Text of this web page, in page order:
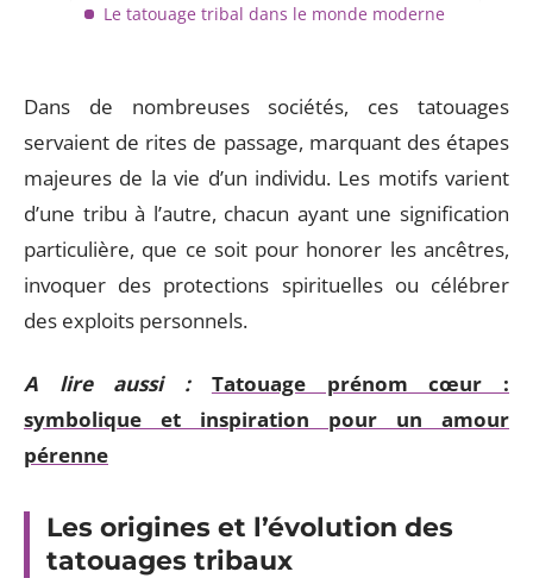
Le tatouage tribal dans le monde moderne
Dans de nombreuses sociétés, ces tatouages
servaient de rites de passage, marquant des étapes
majeures de la vie d’un individu. Les motifs varient
d’une tribu à l’autre, chacun ayant une signification
particulière, que ce soit pour honorer les ancêtres,
invoquer des protections spirituelles ou célébrer
des exploits personnels.
A lire aussi :
Tatouage prénom cœur :
symbolique et inspiration pour un amour
pérenne
Les origines et l’évolution des
tatouages tribaux